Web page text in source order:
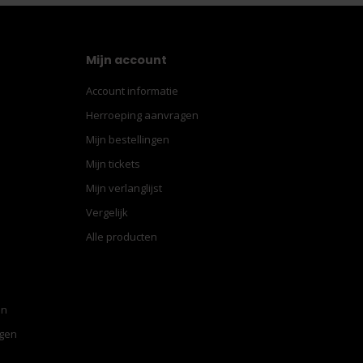
Mijn account
Account informatie
Herroeping aanvragen
Mijn bestellingen
Mijn tickets
Mijn verlanglijst
Vergelijk
Alle producten